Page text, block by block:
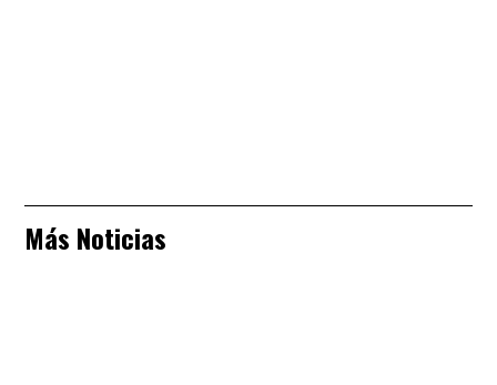
Más Noticias